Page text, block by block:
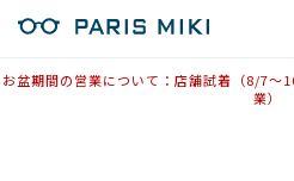
お盆期間の営業について：店舗試着（8/7〜
業）